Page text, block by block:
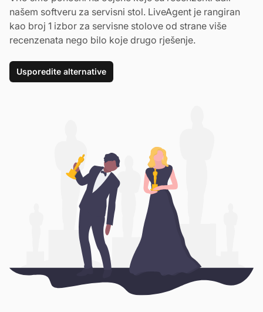
našem softveru za servisni stol. LiveAgent je rangiran
kao broj 1 izbor za servisne stolove od strane više
recenzenata nego bilo koje drugo rješenje.
Usporedite alternative